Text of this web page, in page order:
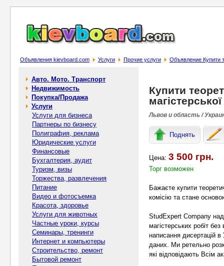
Объявления kievboard.com Услуги Прочие услуги Объявление Купити
Авто. Мото. Транспорт
Недвижимость
Покупка/Продажа
Услуги
Услуги для бизнеса
Партнеры по бизнесу
Полиграфия, реклама
Юридические услуги
Финансовые
Бухгалтерия, аудит
Туризм, визы
Торжества, развлечения
Питание
Видео и фотосъемка
Красота, здоровье
Услуги для животных
Частные уроки, курсы
Семинары, тренинги
Интернет и компьютеры
Строительство, ремонт
Бытовой ремонт
Купити
Львов и область /
Поднять
Цена: 3 500 грн.
Торг возможен
Бажаєте купити
комісію та стане
StudExpert Company
магістерських робіт
написання дисертацій в
даних. Ми ретельно
які відповідають Всім